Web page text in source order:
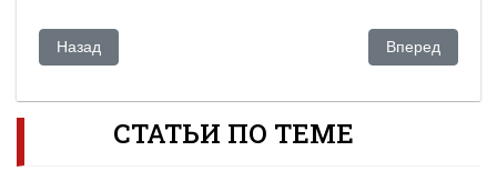
Предыдущий: Пора называть вещи своими именами:
Назад Следующий:
Вперед
СТАТЬИ ПО ТЕМЕ